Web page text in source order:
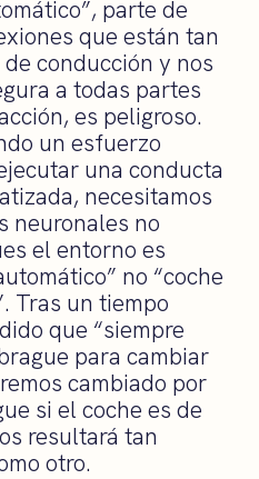
parte de
que están tan
conducción y nos
a todas partes
es peligroso.
un esfuerzo
una conducta
necesitamos
neuronales no
el entorno es
no “coche
Tras un tiempo
que “siempre
para cambiar
cambiado por
si el coche es de
resultará tan
otro.